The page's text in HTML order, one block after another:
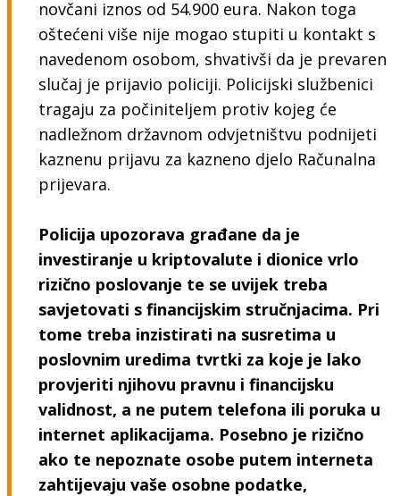
novčani iznos od 54.900 eura. Nakon toga
oštećeni više nije mogao stupiti u kontakt s
navedenom osobom, shvativši da je prevaren
slučaj je prijavio policiji. Policijski službenici
tragaju za počiniteljem protiv kojeg će
nadležnom državnom odvjetništvu podnijeti
kaznenu prijavu za kazneno djelo Računalna
prijevara.
Policija upozorava građane da je
investiranje u kriptovalute i dionice vrlo
rizično poslovanje te se uvijek treba
savjetovati s financijskim stručnjacima. Pri
tome treba inzistirati na susretima u
poslovnim uredima tvrtki za koje je lako
provjeriti njihovu pravnu i financijsku
validnost, a ne putem telefona ili poruka u
internet aplikacijama. Posebno je rizično
ako te nepoznate osobe putem interneta
zahtijevaju vaše osobne podatke,